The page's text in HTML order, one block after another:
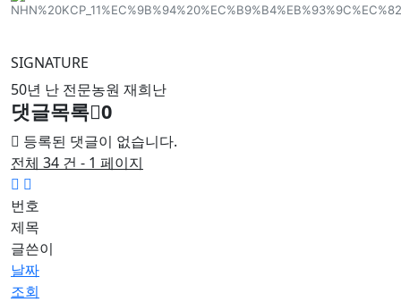
SIGNATURE
50년 난 전문농원 재희난
댓글목록 0
등록된 댓글이 없습니다.
전체 34 건 - 1 페이지
번호
제목
글쓴이
날짜
조회